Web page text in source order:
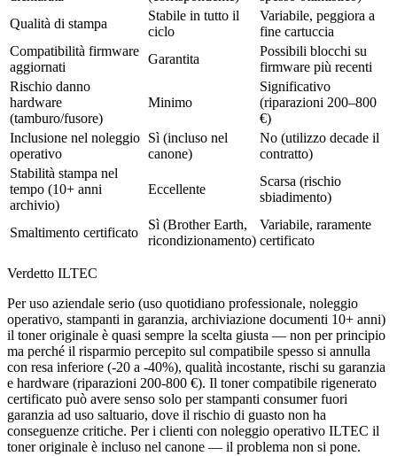
Qualità di stampa
Stabile in tutto il
ciclo
Variabile, peggiora a
fine cartuccia
Compatibilità firmware
aggiornati
Garantita
Possibili blocchi su
firmware più recenti
Rischio danno
hardware
(tamburo/fusore)
Minimo
Significativo
(riparazioni 200–800
€)
Inclusione nel noleggio
operativo
Sì (incluso nel
canone)
No (utilizzo decade il
contratto)
Stabilità stampa nel
tempo (10+ anni
archivio)
Eccellente
Scarsa (rischio
sbiadimento)
Smaltimento certificato
Sì (Brother Earth,
ricondizionamento)
Variabile, raramente
certificato
Verdetto ILTEC
Per uso aziendale serio (uso quotidiano professionale, noleggio
operativo, stampanti in garanzia, archiviazione documenti 10+ anni)
il toner originale è quasi sempre la scelta giusta — non per principio
ma perché il risparmio percepito sul compatibile spesso si annulla
con resa inferiore (-20 a -40%), qualità incostante, rischi su garanzia
e hardware (riparazioni 200-800 €). Il toner compatibile rigenerato
certificato può avere senso solo per stampanti consumer fuori
garanzia ad uso saltuario, dove il rischio di guasto non ha
conseguenze critiche. Per i clienti con noleggio operativo ILTEC il
toner originale è incluso nel canone — il problema non si pone.